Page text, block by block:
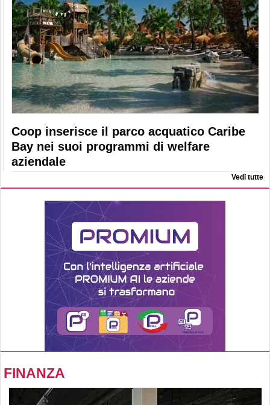
Coop inserisce il parco acquatico Caribe
Bay nei suoi programmi di welfare
aziendale
Vedi tutte
FINANZA